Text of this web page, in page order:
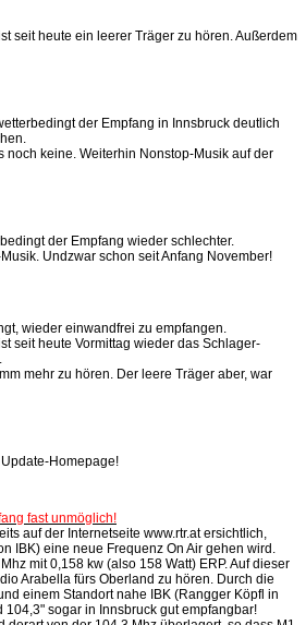
seit heute ein leerer Träger zu hören. Außerdem
der Empfang in Innsbruck deutlich
noch keine. Weiterhin Nonstop-Musik auf der
der Empfang wieder schlechter.
Undzwar schon seit Anfang November!
wieder einwandfrei zu empfangen.
seit heute Vormittag wieder das Schlager-
mehr zu hören. Der leere Träger aber, war
Homepage!
fast unmöglich!
auf der Internetseite www.rtr.at ersichtlich,
IBK) eine neue Frequenz On Air gehen wird.
mit 0,158 kw (also 158 Watt) ERP. Auf dieser
Arabella fürs Oberland zu hören. Durch die
einem Standort nahe IBK (Rangger Köpfl in
104,3" sogar in Innsbruck gut empfangbar!